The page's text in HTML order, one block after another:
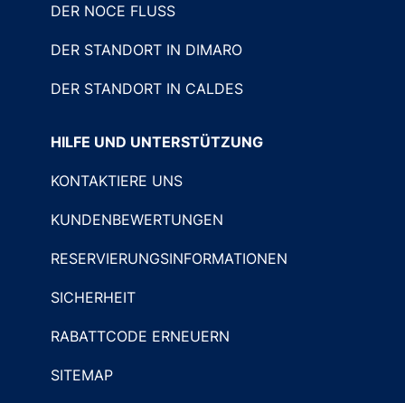
DER NOCE FLUSS
DER STANDORT IN DIMARO
DER STANDORT IN CALDES
HILFE UND UNTERSTÜTZUNG
KONTAKTIERE UNS
KUNDENBEWERTUNGEN
RESERVIERUNGSINFORMATIONEN
SICHERHEIT
RABATTCODE ERNEUERN
SITEMAP